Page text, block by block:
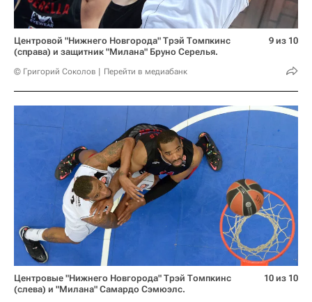
Центровой "Нижнего Новгорода" Трэй Томпкинс
(справа) и защитник "Милана" Бруно Серелья.
© Григорий Соколов Перейти в медиабанк
9 из 10
Центровые "Нижнего Новгорода" Трэй Томпкинс
(слева) и "Милана" Самардо Сэмюэлс.
10 из 10